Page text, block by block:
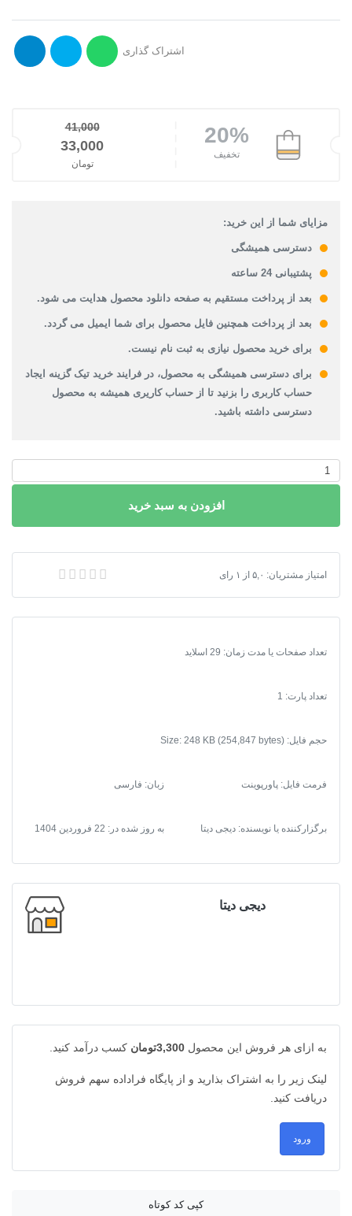
اشتراک گذاری
20%
تخفیف
41,000
قیمت اصلی: 41,000تومان بود.
33,000
تومان
مزایای شما از این خرید:
دسترسی همیشگی
پشتیبانی 24 ساعته
بعد از پرداخت مستقیم به صفحه دانلود محصول هدایت می شود.
بعد از پرداخت همچنین فایل محصول برای شما ایمیل می گردد.
برای خرید محصول نیازی به ثبت نام نیست.
برای دسترسی همیشگی به محصول، در فرایند خرید تیک گزینه ایجاد
حساب کاربری را بزنید تا از حساب کاریری همیشه به محصول
دسترسی داشته باشید.
پاورپوینت
ژئودیتابیس
افزودن به سبد خرید
پاورپوینت ژئودیتابیس
امتیاز مشتریان: ۵,۰ از ۱ رای
تعداد صفحات یا مدت زمان: 29 اسلاید
تعداد پارت: 1
حجم فایل: Size: 248 KB (254,847 bytes)
فرمت فایل: پاورپوینت زبان: فارسی
برگزارکننده یا نویسنده: دیجی دیتا به روز شده در: 22 فروردین 1404
دیجی دیتا
به ازای هر فروش این محصول 3,300تومان کسب درآمد کنید.
لینک زیر را به اشتراک بذارید و از پایگاه فراداده سهم فروش
دریافت کنید.
ورود
کپی کد کوتاه